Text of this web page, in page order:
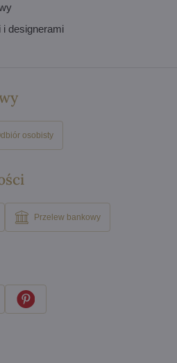
i designerami
osobisty
Przelew bankowy